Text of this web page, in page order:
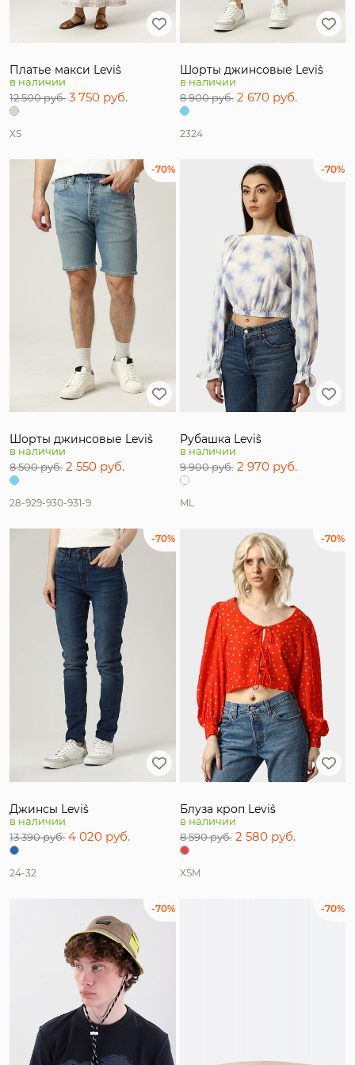
Платье макси Levi`s
в наличии
12 500 руб. 3 750 руб.
XS
Шорты джинсовые Levi`s
в наличии
8 900 руб. 2 670 руб.
2324
-70%
Шорты джинсовые Levi`s
в наличии
8 500 руб. 2 550 руб.
28-929-930-931-9
-70%
Рубашка Levi`s
в наличии
9 900 руб. 2 970 руб.
ML
-70%
Джинсы Levi`s
в наличии
13 390 руб. 4 020 руб.
24-32
-70%
Блуза кроп Levi`s
в наличии
8 590 руб. 2 580 руб.
XSM
-70% -70%